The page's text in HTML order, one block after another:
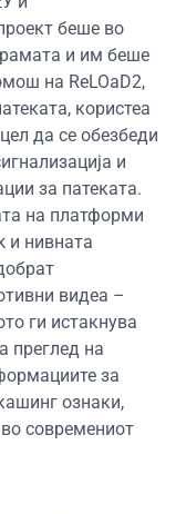
беше во
и им беше
на ReLOaD2,
користеа
да се обезбеди
и
за патеката.
на платформи
и нивната
видеа –
ги истакнува
преглед на
за
ознаки,
современиот